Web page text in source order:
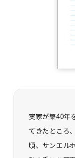
実家が築40年
てきたところ
頃、サンエル